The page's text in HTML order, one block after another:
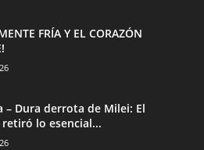
FRÍA Y EL CORAZÓN
– Dura derrota de Milei: El
lo esencial...